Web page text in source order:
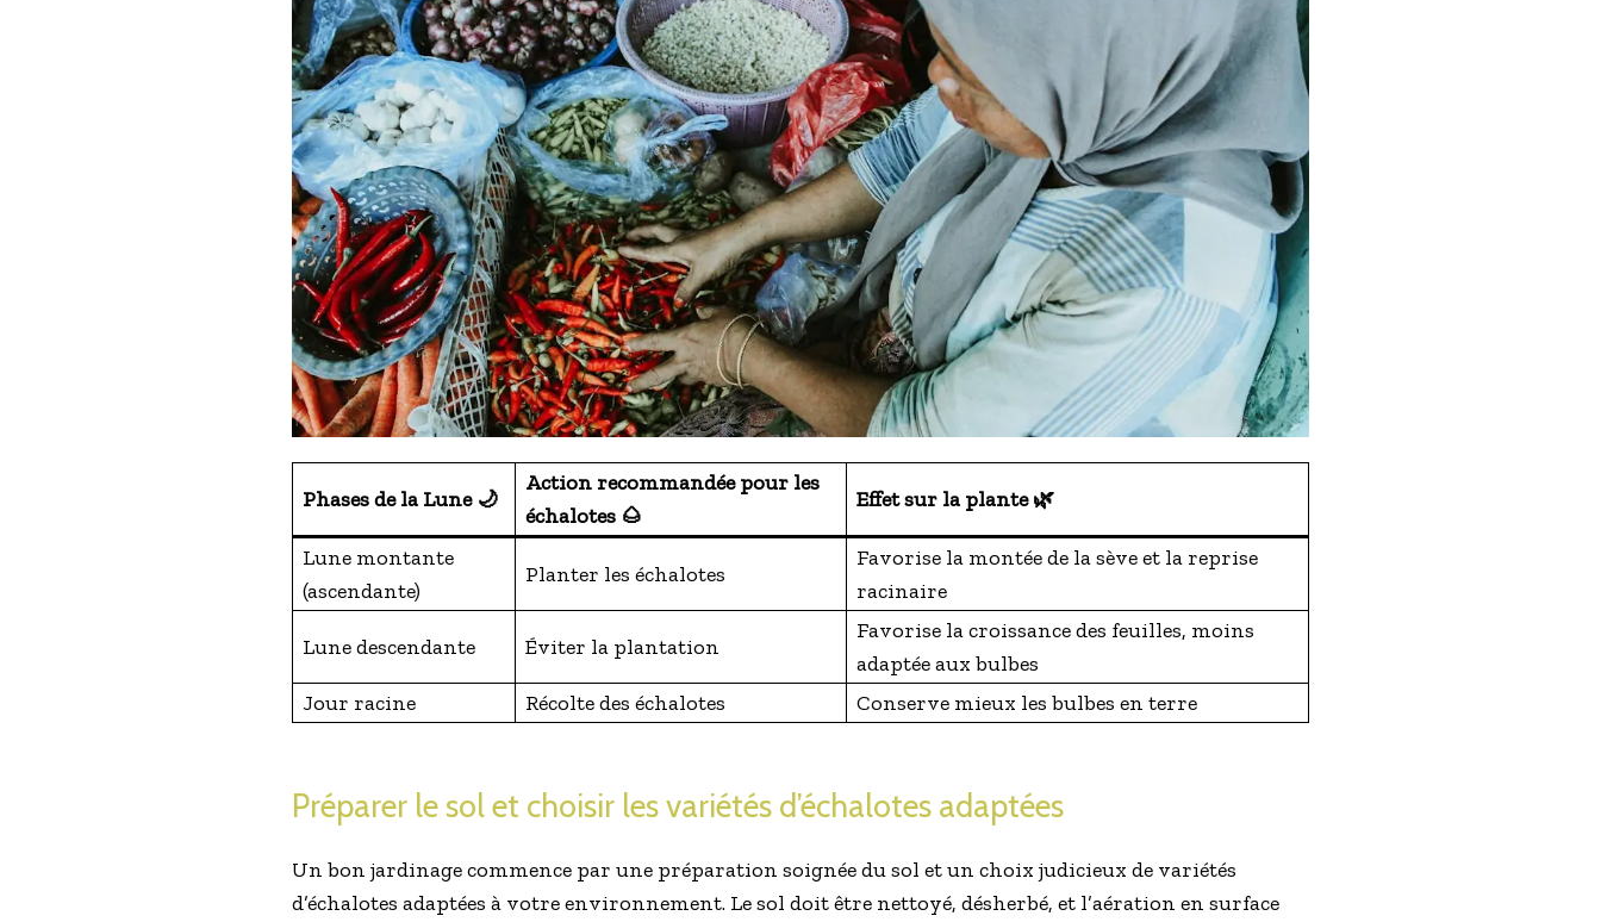
Phases de la Lune 🌙
Action recommandée pour les
échalotes 🌰
Effet sur la plante 🌿
Lune montante
(ascendante)
Planter les échalotes
Favorise la montée de la sève et la reprise
racinaire
Lune descendante Éviter la plantation
Favorise la croissance des feuilles, moins
adaptée aux bulbes
Jour racine
Récolte des échalotes Conserve mieux les bulbes en terre
Préparer le sol et choisir les variétés d’échalotes adaptées
Un bon jardinage commence par une préparation soignée du sol et un choix judicieux de variétés
d’échalotes adaptées à votre environnement. Le sol doit être nettoyé, désherbé, et l’aération en surface